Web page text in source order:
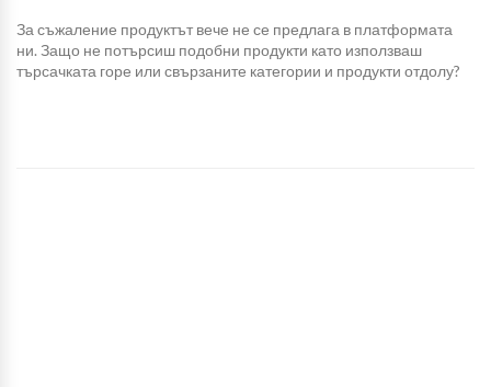
За съжаление продуктът вече не се предлага в платформата
ни. Защо не потърсиш подобни продукти като използваш
търсачката горе или свързаните категории и продукти отдолу?